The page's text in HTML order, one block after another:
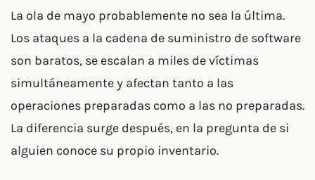
La ola de mayo probablemente no sea la última.
Los ataques a la cadena de suministro de software
son baratos, se escalan a miles de víctimas
simultáneamente y afectan tanto a las
operaciones preparadas como a las no preparadas.
La diferencia surge después, en la pregunta de si
alguien conoce su propio inventario.